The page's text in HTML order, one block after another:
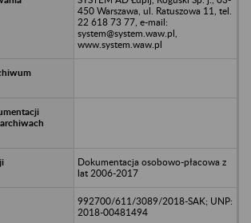
450 Warszawa, ul. Ratuszowa 11, tel.
22 618 73 77, e-mail:
system@system.waw.pl,
www.system.waw.pl
Dokumentacja osobowo-płacowa z
lat 2006-2017
992700/611/3089/2018-SAK; UNP:
2018-00481494